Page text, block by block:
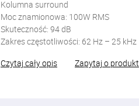
Kolumna surround
Moc znamionowa: 100W RMS
Skuteczność: 94 dB
Zakres częstotliwości: 62 Hz – 25 kHz
Czytaj cały opis
Zapytaj o produkt